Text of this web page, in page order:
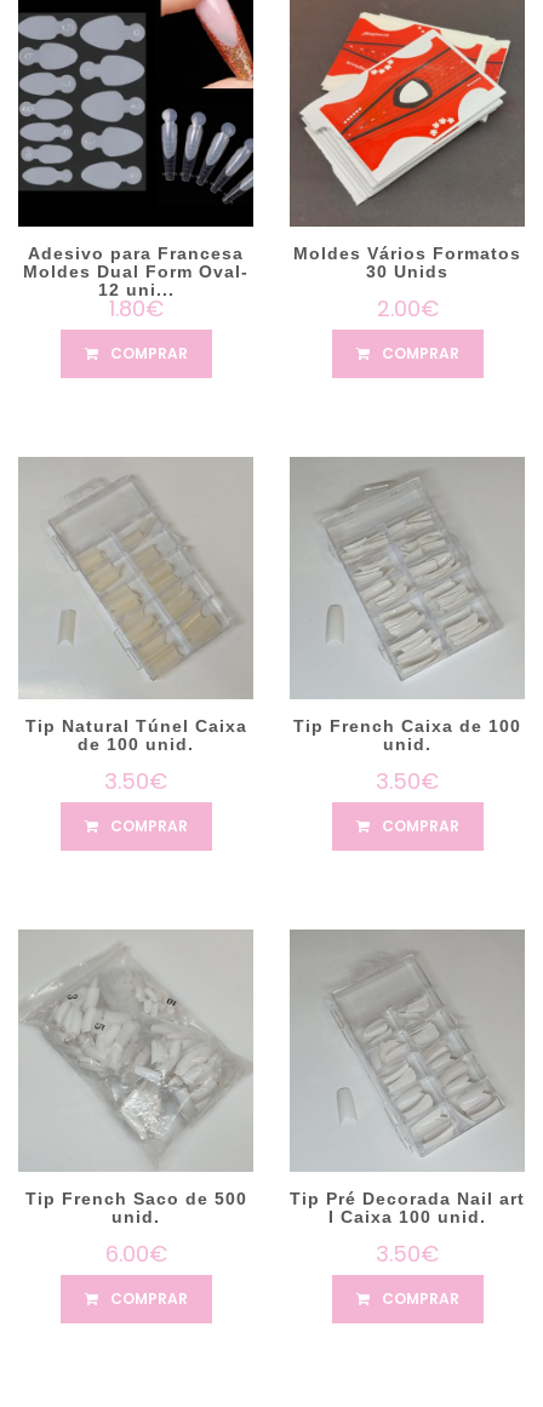
Adesivo para Francesa
Moldes Dual Form Oval-
12 uni...
1.80€
COMPRAR
Moldes Vários Formatos
30 Unids
2.00€
COMPRAR
Tip Natural Túnel Caixa
de 100 unid.
3.50€
COMPRAR
Tip French Caixa de 100
unid.
3.50€
COMPRAR
Tip French Saco de 500
unid.
6.00€
COMPRAR
Tip Pré Decorada Nail art
I Caixa 100 unid.
3.50€
COMPRAR